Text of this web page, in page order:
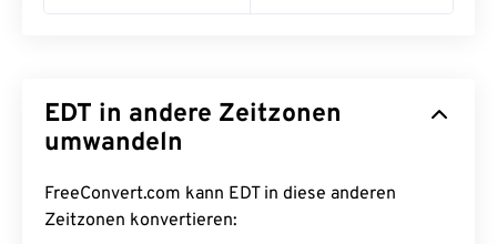
EDT in andere Zeitzonen
umwandeln
FreeConvert.com kann EDT in diese anderen
Zeitzonen konvertieren: